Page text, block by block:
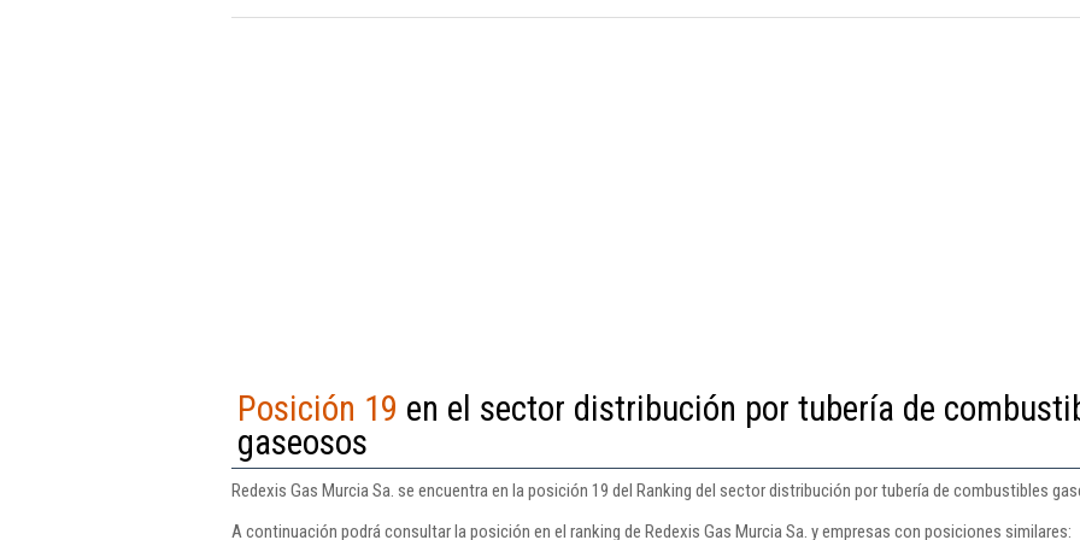
Posición 19 en el sector distribución por tubería de
gaseosos
Redexis Gas Murcia Sa. se encuentra en la posición 19 del Ranking del sector distribución por tubería de combustibles
A continuación podrá consultar la posición en el ranking de Redexis Gas Murcia Sa. y empresas con posiciones similares: